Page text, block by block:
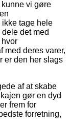
vi gøre
tage hele
det med
hvor
med deres varer,
er den her slags
af at skabe
gør en dyd
frem for
forretning,